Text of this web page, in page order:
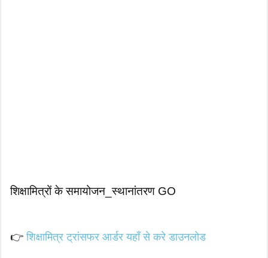
शिक्षामित्रों के समायोजन_स्थानांतरण GO
👉शिक्षामित्र ट्रांसफर आर्डर यहाँ से करे डाउनलोड